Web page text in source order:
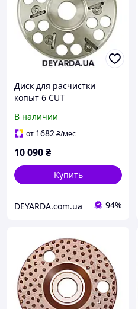
Диск для расчистки
копыт 6 CUT
В наличии
от 1682₴/мес
10 090₴
Купить
DEYARDA.com.ua 94%